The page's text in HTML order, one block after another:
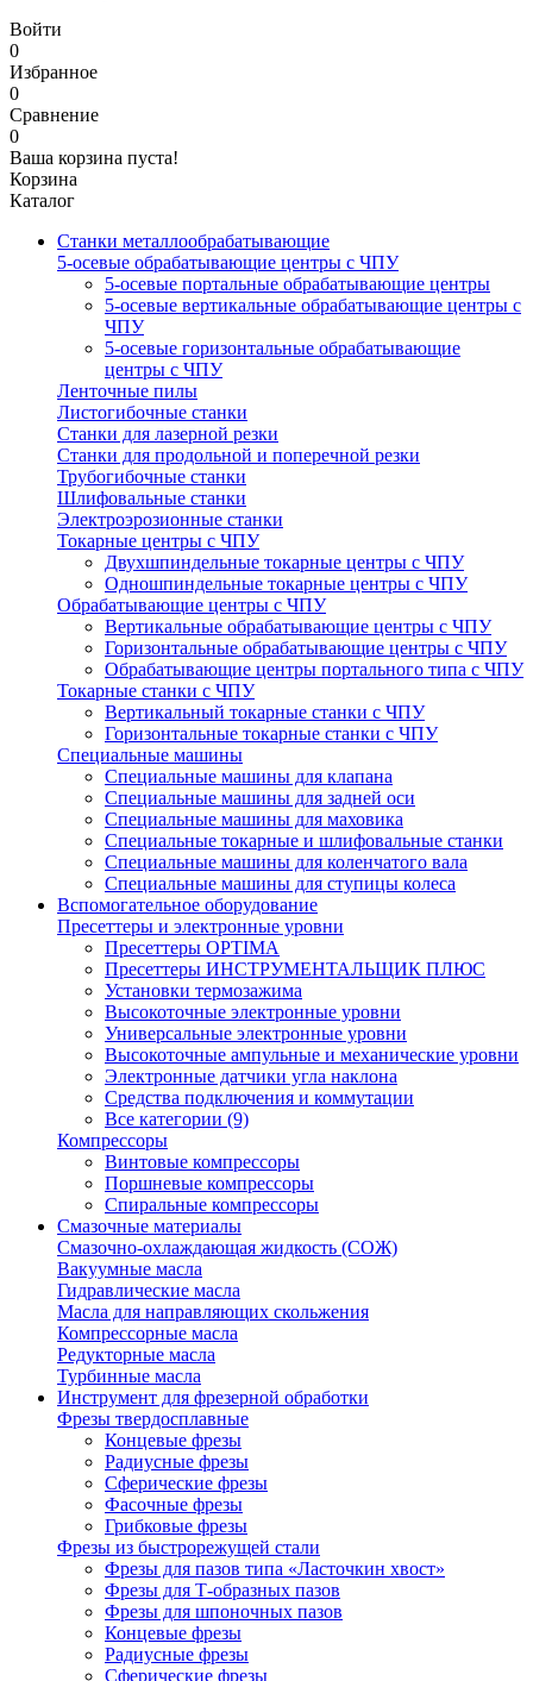
Войти
0
Избранное
0
Сравнение
0
Ваша корзина пуста!
Корзина
Каталог
Станки металлообрабатывающие
5-осевые обрабатывающие центры с ЧПУ
5-осевые портальные обрабатывающие центры
5-осевые вертикальные обрабатывающие центры с
ЧПУ
5-осевые горизонтальные обрабатывающие
центры с ЧПУ
Ленточные пилы
Листогибочные станки
Станки для лазерной резки
Станки для продольной и поперечной резки
Трубогибочные станки
Шлифовальные станки
Электроэрозионные станки
Токарные центры с ЧПУ
Двухшпиндельные токарные центры с ЧПУ
Одношпиндельные токарные центры с ЧПУ
Обрабатывающие центры с ЧПУ
Вертикальные обрабатывающие центры с ЧПУ
Горизонтальные обрабатывающие центры с ЧПУ
Обрабатывающие центры портального типа с ЧПУ
Токарные станки с ЧПУ
Вертикальный токарные станки с ЧПУ
Горизонтальные токарные станки с ЧПУ
Специальные машины
Специальные машины для клапана
Специальные машины для задней оси
Специальные машины для маховика
Специальные токарные и шлифовальные станки
Специальные машины для коленчатого вала
Специальные машины для ступицы колеса
Вспомогательное оборудование
Пресеттеры и электронные уровни
Пресеттеры OPTIMA
Пресеттеры ИНСТРУМЕНТАЛЬЩИК ПЛЮС
Установки термозажима
Высокоточные электронные уровни
Универсальные электронные уровни
Высокоточные ампульные и механические уровни
Электронные датчики угла наклона
Средства подключения и коммутации
Все категории (9)
Компрессоры
Винтовые компрессоры
Поршневые компрессоры
Спиральные компрессоры
Смазочные материалы
Смазочно-охлаждающая жидкость (СОЖ)
Вакуумные масла
Гидравлические масла
Масла для направляющих скольжения
Компрессорные масла
Редукторные масла
Турбинные масла
Инструмент для фрезерной обработки
Фрезы твердосплавные
Концевые фрезы
Радиусные фрезы
Сферические фрезы
Фасочные фрезы
Грибковые фрезы
Фрезы из быстрорежущей стали
Фрезы для пазов типа «Ласточкин хвост»
Фрезы для Т-образных пазов
Фрезы для шпоночных пазов
Концевые фрезы
Радиусные фрезы
Сферические фрезы